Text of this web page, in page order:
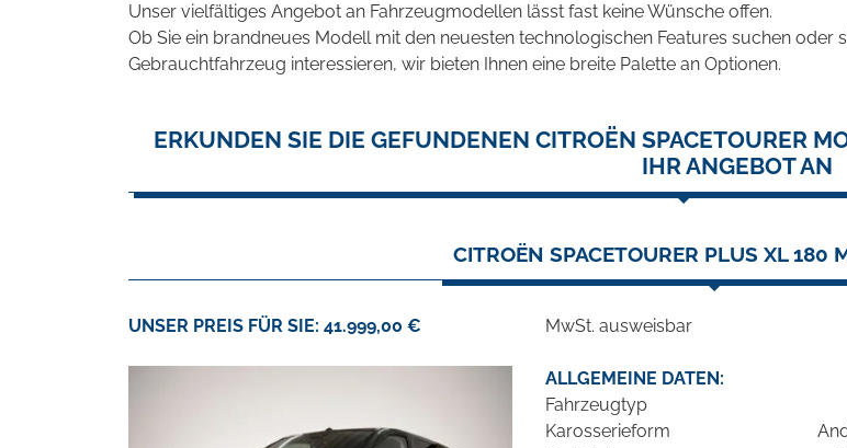
Unser vielfältiges Angebot an Fahrzeugmodellen lässt fast keine Wünsche offen.
Ob Sie ein brandneues Modell mit den neuesten technologischen Features suchen
Gebrauchtfahrzeug interessieren, wir bieten Ihnen eine breite Palette an Optionen.
ERKUNDEN SIE DIE GEFUNDENEN CITROËN SPACETOURER
IHR ANGEBOT AN
CITROËN SPACETOURER PLUS XL 180
UNSER PREIS FÜR SIE: 41.999,00 € MwSt. ausweisbar
ALLGEMEINE DATEN:
Fahrzeugtyp
Karosserieform